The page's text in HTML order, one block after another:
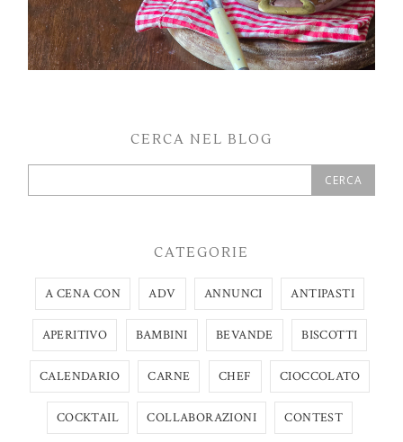
CERCA NEL BLOG
CATEGORIE
A CENA CON ADV ANNUNCI ANTIPASTI
APERITIVO BAMBINI BEVANDE BISCOTTI
CALENDARIO CARNE CHEF CIOCCOLATO
COCKTAIL COLLABORAZIONI CONTEST